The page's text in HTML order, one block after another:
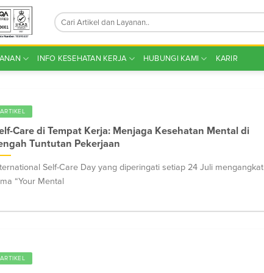
INFO KESEHATAN KERJA HUBUNGI KAMI KARIR
ARTIKEL
Care di Tempat Kerja: Menjaga Kesehatan Mental di
Tuntutan Pekerjaan
Self-Care Day yang diperingati setiap 24 Juli mengangkat
“Your Mental
ARTIKEL